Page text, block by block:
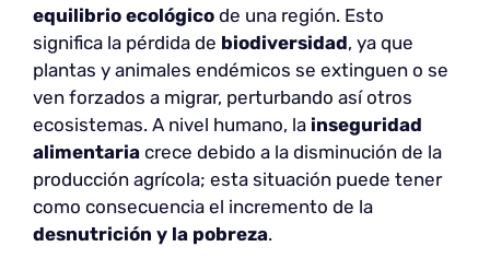
equilibrio ecológico de una región. Esto
significa la pérdida de biodiversidad, ya que
plantas y animales endémicos se extinguen o se
ven forzados a migrar, perturbando así otros
ecosistemas. A nivel humano, la inseguridad
alimentaria crece debido a la disminución de la
producción agrícola; esta situación puede tener
como consecuencia el incremento de la
desnutrición y la pobreza.